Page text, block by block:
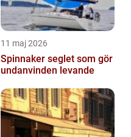
11 maj 2026
Spinnaker seglet som gör
undanvinden levande